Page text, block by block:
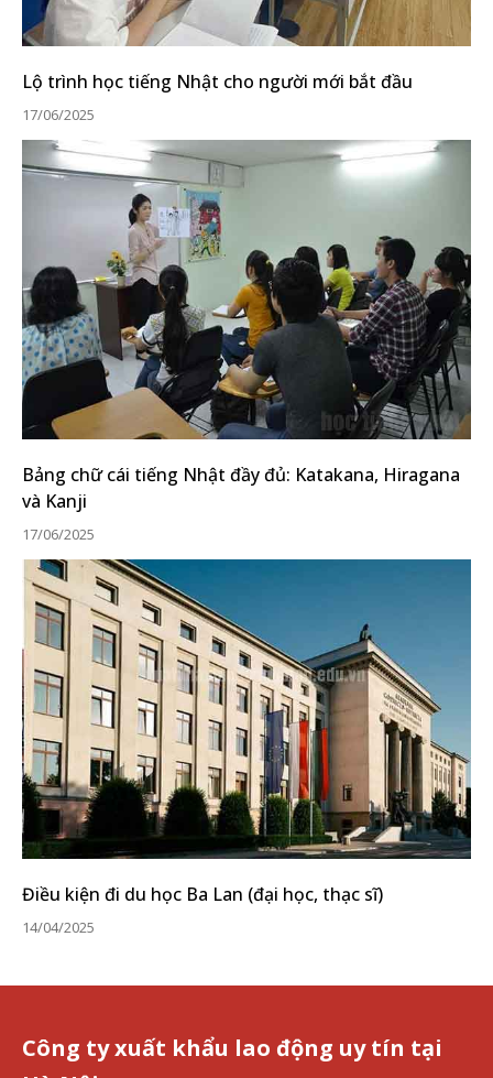
Lộ trình học tiếng Nhật cho người mới bắt đầu
17/06/2025
Bảng chữ cái tiếng Nhật đầy đủ: Katakana, Hiragana
và Kanji
17/06/2025
Điều kiện đi du học Ba Lan (đại học, thạc sĩ)
14/04/2025
Công ty xuất khẩu lao động uy tín tại